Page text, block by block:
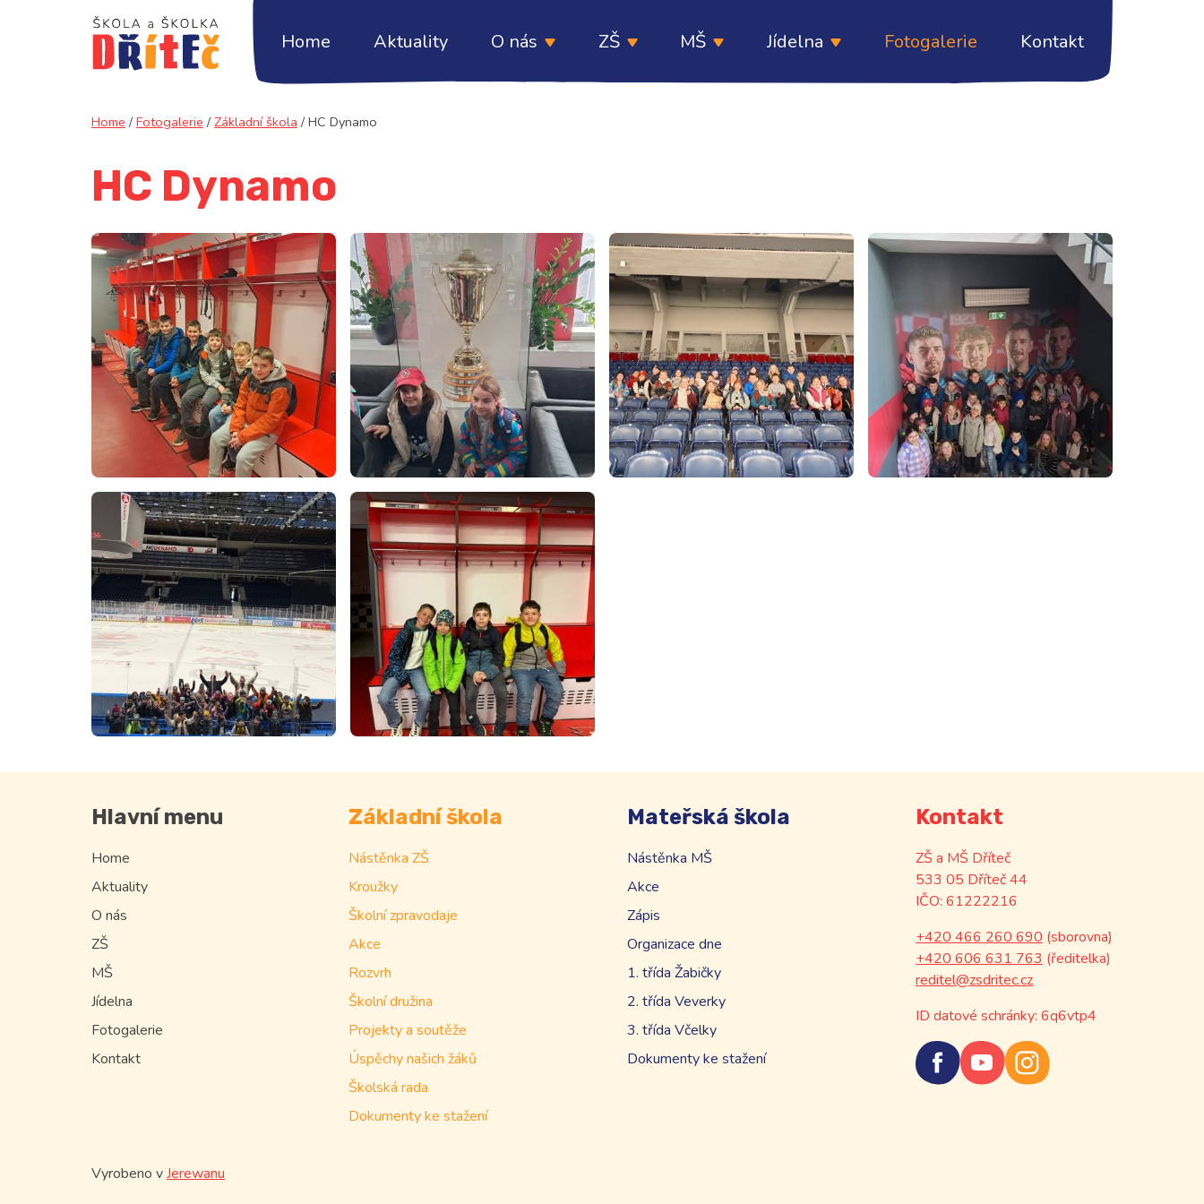
Home Aktuality O nás ZŠ MŠ Jídelna Fotogalerie Kontakt
Home / Fotogalerie / Základní škola / HC Dynamo
HC Dynamo
Hlavní menu
Home
Aktuality
O nás
ZŠ
MŠ
Jídelna
Fotogalerie
Kontakt
Základní škola
Nástěnka ZŠ
Kroužky
Školní zpravodaje
Akce
Rozvrh
Školní družina
Projekty a soutěže
Úspěchy našich žáků
Školská rada
Dokumenty ke stažení
Mateřská škola
Nástěnka MŠ
Akce
Zápis
Organizace dne
1. třída Žabičky
2. třída Veverky
3. třída Včelky
Dokumenty ke stažení
Kontakt
ZŠ a MŠ Dříteč
533 05 Dříteč 44
IČO: 61222216
+420 466 260 690 (sborovna)
+420 606 631 763 (ředitelka)
reditel@zsdritec.cz
ID datové schránky: 6q6vtp4
Vyrobeno vJerewanu